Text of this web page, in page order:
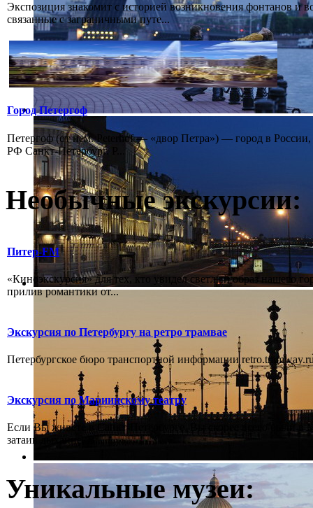
Экспозиция знакомит с историей возникновения фонтанов и
связанные с заграничными путе...
Город Петергоф
Петергоф (от нем. Peterhof — «двор Петра») — город в России,
РФ Санкт-Петербург. Р...
Необычные экскурсии:
Питер-FM
«Киноэкскурсия» для тех, кто увидел светлый образ нашего
прилив романтики от...
Экскурсия по Петербургу на ретро трамвае
Петербургское бюро транспортной информации
Экскурсия по Мариинскому театру
Если Вы живёте в Санкт-Петербурге, Вы скорее всего были в
затаив дыхание, В...
Уникальные музеи: